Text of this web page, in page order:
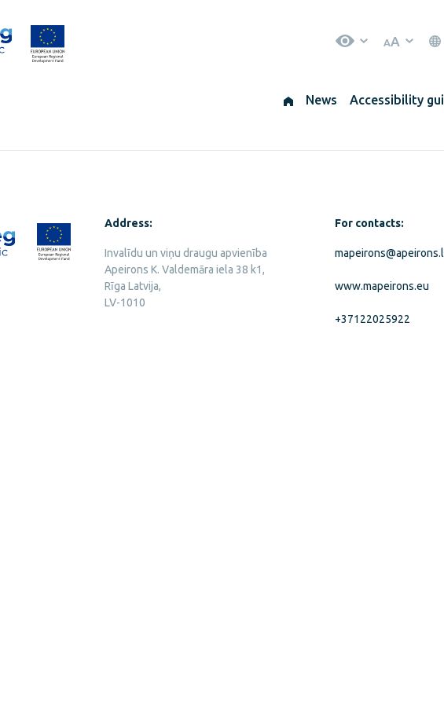
AA
News Accessibility
Address:
Invalīdu un viņu draugu apvienība
Apeirons K. Valdemāra iela 38 k1,
Rīga Latvija,
LV-1010
For contacts:
www.mapeirons.eu
+37122025922